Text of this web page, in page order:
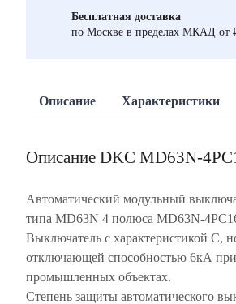
Бесплатная доставка
по Москве в пределах МКАД от
Описание Характеристики
Описание DKC MD63N-
Автоматический модульный
типа MD63N 4 полюса MD63N-
Выключатель с характеристикой C,
отключающей способностью 6кА
промышленных объектах.
Степень защиты автоматического